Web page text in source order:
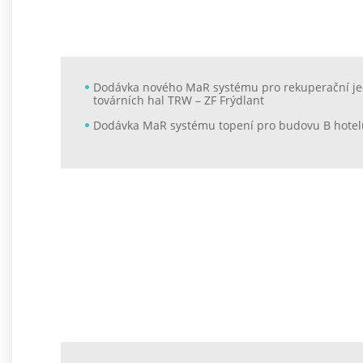
Dodávka nového MaR systému pro rekuperační
továrních hal TRW – ZF Frýdlant
Dodávka MaR systému topení pro budovu B